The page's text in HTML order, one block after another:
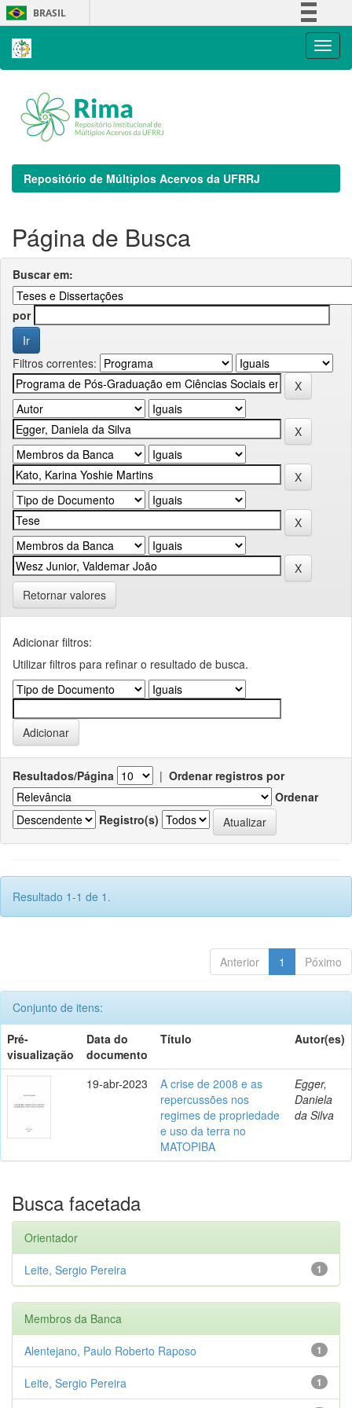
Skip
navigation
BRASIL
Repositório de Múltiplos Acervos da UFRRJ
Página de Busca
Buscar em:
por
Filtros correntes:
Retornar valores
Adicionar filtros:
Utilizar filtros para refinar o resultado de busca.
Resultados/Página | Ordenar registros por
Ordenar
Registro(s)
Resultado 1-1 de 1.
Anterior 1 Póximo
Conjunto de itens:
Pré-
visualização
Data do
documento
Título Autor(es)
19-abr-2023
A crise de 2008 e as
repercussões nos
regimes de propriedade
e uso da terra no
MATOPIBA
Egger,
Daniela
da Silva
Busca facetada
Orientador
1
Leite, Sergio Pereira
Membros da Banca
1
Alentejano, Paulo Roberto Raposo
1
Leite, Sergio Pereira